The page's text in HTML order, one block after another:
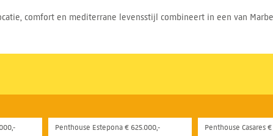
comfort en mediterrane levensstijl combineert in een van
Penthouse Estepona € 625.000,- Penthouse Casares